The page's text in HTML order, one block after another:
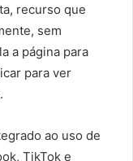
recurso que
sem
a página para
para ver
ao uso de
TikTok e